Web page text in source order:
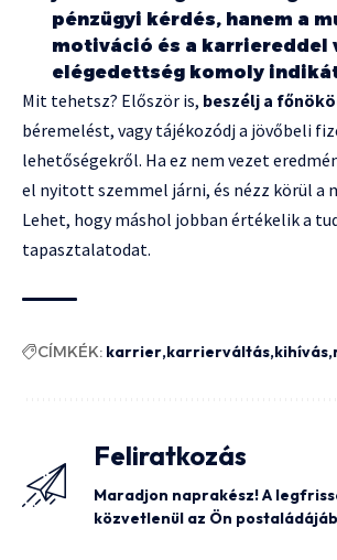
pénzügyi kérdés, hanem a
motiváció és a karriereddel
elégedettség komoly
Mit tehetsz? Először is, beszélj a
béremelést, vagy tájékozódj a jövőbeli
lehetőségekről. Ha ez nem vezet
el nyitott szemmel járni, és nézz körül a
Lehet, hogy máshol jobban értékelik a
tapasztalatodat.
CÍMKÉK: karrier karrierváltás kihívás
Feliratkozás
Maradjon naprakész! A
közvetlenül az Ön